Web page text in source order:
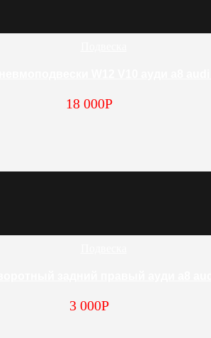
18 000Р
3 000Р